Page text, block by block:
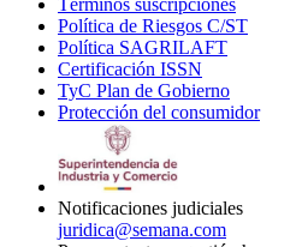
window
in
Política de Riesgos C/ST
Política SAGRILAFT
new
window
Certificación ISSN
in
new
TyC Plan de Gobierno
in
Protección del consumidorOpens
Notificaciones judiciales
juridica@semana.com